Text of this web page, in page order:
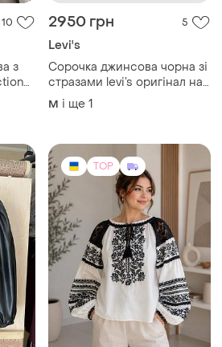
10
з
m
2950 грн 5
Levi's
Сорочка джинсова чорна зі
стразами levi’s оригінал на
м-л
M і ще 1
TOP